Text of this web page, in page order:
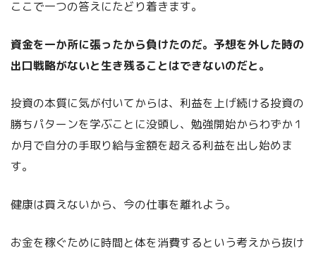
ここで一つの答えにたどり着きます。
資金を一か所に張ったから負けたのだ。予想を外した時の
出口戦略がないと生き残ることはできないのだと。
投資の本質に気が付いてからは、利益を上げ続ける投資の
勝ちパターンを学ぶことに没頭し、勉強開始からわずか１
か月で自分の手取り給与金額を超える利益を出し始めま
す。
健康は買えないから、今の仕事を離れよう。
お金を稼ぐために時間と体を消費するという考えから抜け